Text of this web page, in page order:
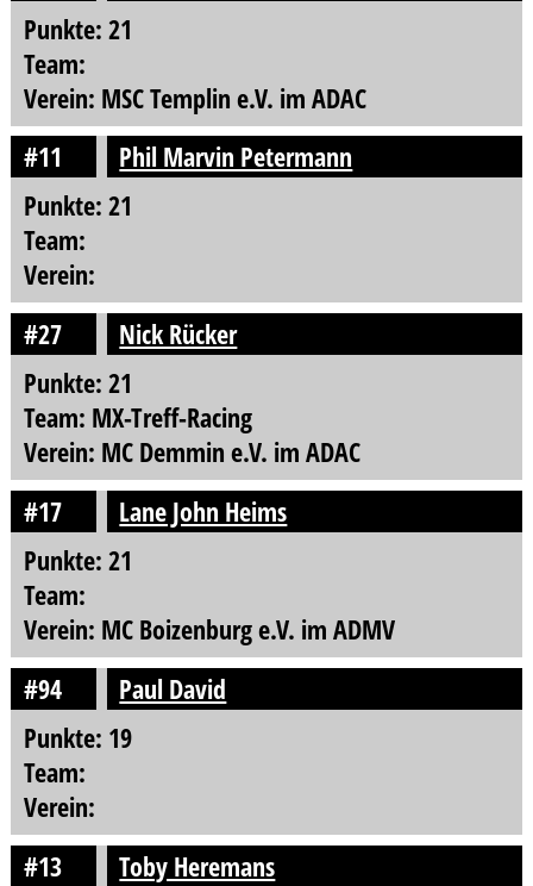
Punkte: 21
Team:
Verein: MSC Templin e.V. im ADAC
#11
Phil Marvin Petermann
Punkte: 21
Team:
Verein:
#27
Nick Rücker
Punkte: 21
Team: MX-Treff-Racing
Verein: MC Demmin e.V. im ADAC
#17
Lane John Heims
Punkte: 21
Team:
Verein: MC Boizenburg e.V. im ADMV
#94
Paul David
Punkte: 19
Team:
Verein:
#13
Toby Heremans